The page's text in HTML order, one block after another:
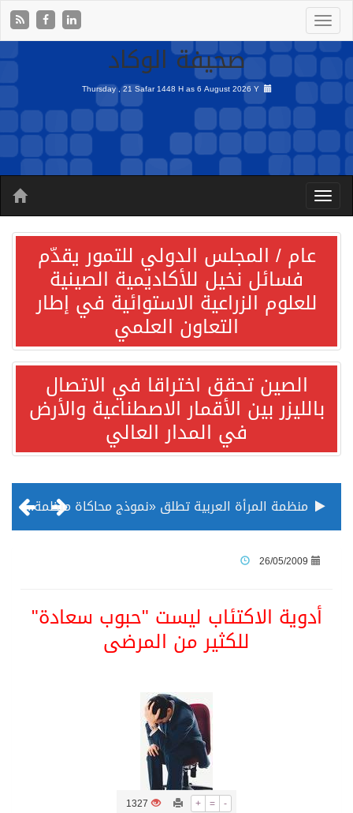
صحيفة الوكاد
Thursday , 21 Safar 1448 H as6 August 2026 Y
عام / المجلس الدولي للتمور يقدّم
فسائل نخيل للأكاديمية الصينية
للعلوم الزراعية الاستوائية في إطار
التعاون العلمي
الصين تحقق اختراقا في الاتصال
بالليزر بين الأقمار الاصطناعية والأرض
في المدار العالي
منظمة المرأة العربية تطلق «نموذج محاكاة منظمة المرأة العربية للشباب» بمشاركة 10 دول عربية..غدًا
ثلة من الضابطات في الجييش الكويتي
26/05/2009
أدوية الاكتئاب ليست "حبوب سعادة"
للكثير من المرضى
+ = -
1327